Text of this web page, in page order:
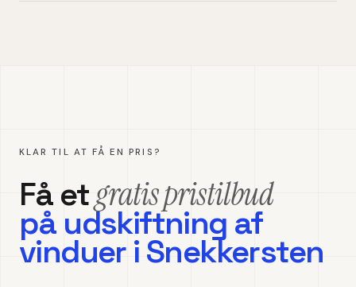
KLAR TIL AT FÅ EN PRIS?
Få etgratis pristilbud
på udskiftning af
vindueriSnekkersten